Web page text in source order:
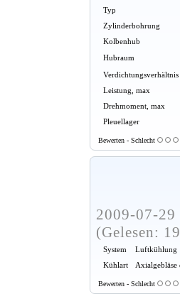
Typ
Zylinderbohrung
Kolbenhub
Hubraum
Verdichtungsverhältnis
Leistung, max
Drehmoment, max
Pleuellager
Bewerten - Schlecht
2009-07-
(Gelesen:
System
Luftkühlung
Kühlart
Bewerten - Schlecht